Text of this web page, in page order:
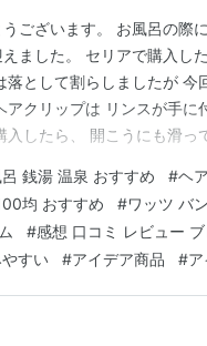
ございます。 お風呂の際
ました。 セリアで購入し
落として割らしましたが 今
アクリップは リンスが手
したら、 開こうにも滑っ
リップが色々とあったの
メントコーム付…
銭湯 温泉 おすすめ #ヘ
均 おすすめ #ワッツ バ
#感想 口コミ レビュー
すい #アイデア商品 #